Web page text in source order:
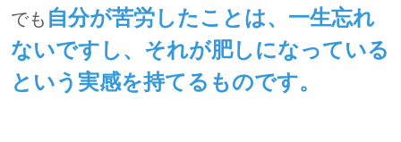
でも 自分が苦労したことは、一生忘れ
ないですし、それが肥しになっている
という実感を持てるものです。